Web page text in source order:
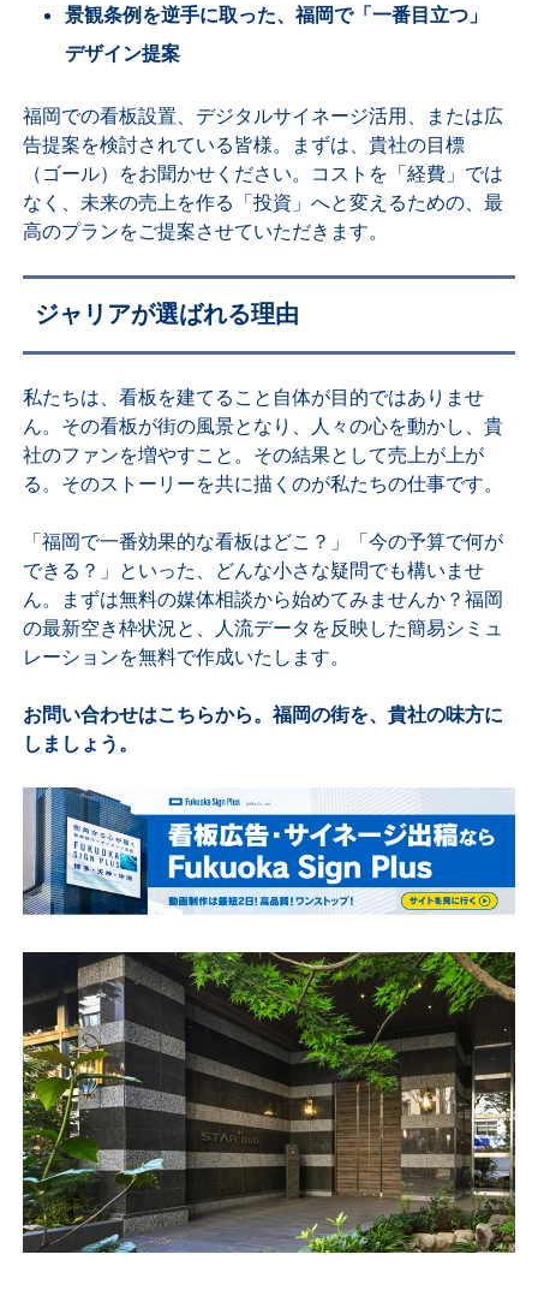
景観条例を逆手に取った、福岡で「一番目立つ」
デザイン提案
福岡での看板設置、デジタルサイネージ活用、または広
告提案を検討されている皆様。まずは、貴社の目標
（ゴール）をお聞かせください。コストを「経費」では
なく、未来の売上を作る「投資」へと変えるための、最
高のプランをご提案させていただきます。
ジャリアが選ばれる理由
私たちは、看板を建てること自体が目的ではありませ
ん。その看板が街の風景となり、人々の心を動かし、貴
社のファンを増やすこと。その結果として売上が上が
る。そのストーリーを共に描くのが私たちの仕事です。
「福岡で一番効果的な看板はどこ？」「今の予算で何が
できる？」といった、どんな小さな疑問でも構いませ
ん。まずは無料の媒体相談から始めてみませんか？福岡
の最新空き枠状況と、人流データを反映した簡易シミュ
レーションを無料で作成いたします。
お問い合わせはこちらから。福岡の街を、貴社の味方に
しましょう。